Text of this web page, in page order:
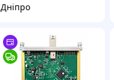
Дніпро